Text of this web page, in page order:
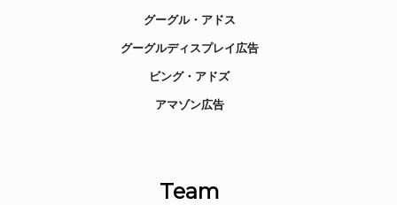
グーグル・アドス
グーグルディスプレイ広告
ビング・アドズ
アマゾン広告
Team